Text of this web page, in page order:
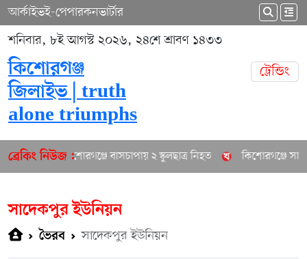
আর্কাইভই-পেপারকনভার্টার
শনিবার, ৮ই আগস্ট ২০২৬, ২৪শে শ্রাবণ ১৪৩৩
কিশোরগঞ্জ
জিলাইভ | truth
alone triumphs
ট্রেন্ডিং
ব্রেকিং নিউজ :কিশোরগঞ্জে বাসচাপায় ২ স্কুলছাত্র নিহত কিশোরগঞ্জে
সাদেকপুর ইউনিয়ন
ভৈরব সাদেকপুর ইউনিয়ন